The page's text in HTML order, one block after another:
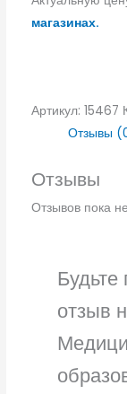
магазинах.
Артикул: 15467
Отзывы
Отзывы
Отзывов пока
отзыв